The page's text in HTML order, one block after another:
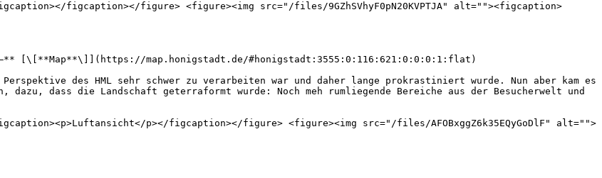
figcaption></figure> <figure><img src="/files/9GZhSVhyF0pN20KVPTJA" alt=""><figcaption>
–** [\[**Map**\]](https://map.honigstadt.de/#honigstadt:3555:0:116:621:0:0:0:1:flat)
des HML sehr schwer zu verarbeiten war und daher lange prokrastiniert wurde. Nun aber kam es
dazu, dass die Landschaft geterraformt wurde: Noch meh rumliegende Bereiche aus der Besucherwelt und
p></figcaption></figure> <figure><img src="/files/AFOBxggZ6k35EQyGoDlF" alt="">